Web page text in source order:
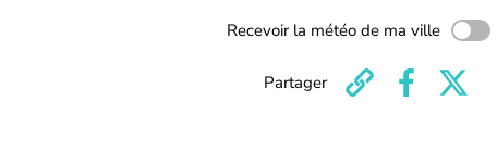
Recevoir la météo de ma ville
Partager